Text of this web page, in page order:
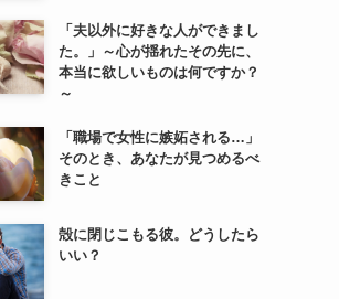
「夫以外に好きな人ができまし
た。」～心が揺れたその先に、
本当に欲しいものは何ですか？
～
「職場で女性に嫉妬される…」
そのとき、あなたが見つめるべ
きこと
殻に閉じこもる彼。どうしたら
いい？